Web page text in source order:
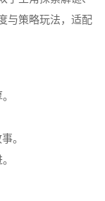
与策略玩法，适配
。